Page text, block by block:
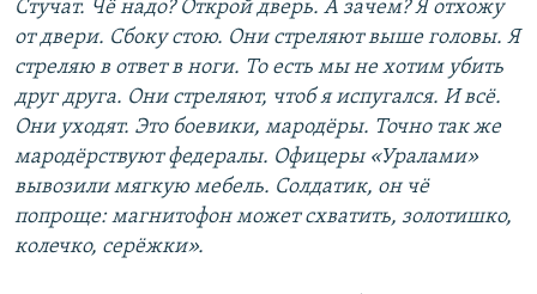
Стучат. Чё надо? Открой дверь. А зачем? Я отхожу
от двери. Сбоку стою. Они стреляют выше головы. Я
стреляю в ответ в ноги. То есть мы не хотим убить
друг друга. Они стреляют, чтоб я испугался. И всё.
Они уходят. Это боевики, мародёры. Точно так же
мародёрствуют федералы. Офицеры «Уралами»
вывозили мягкую мебель. Солдатик, он чё
попроще: магнитофон может схватить, золотишко,
колечко, серёжки».